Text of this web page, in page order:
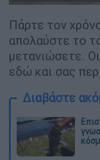
Πάρτε τον
απολαύστε το
μετανιώσετε.
εδώ και σας
Διαβάστε